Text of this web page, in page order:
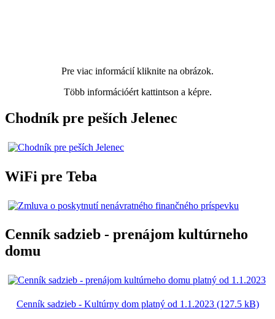
Pre viac informácií kliknite na obrázok.
Több információért kattintson a képre.
Chodník pre peších Jelenec
WiFi pre Teba
Cenník sadzieb - prenájom kultúrneho
domu
Cenník sadzieb - Kultúrny dom platný od 1.1.2023 (127.5 kB)